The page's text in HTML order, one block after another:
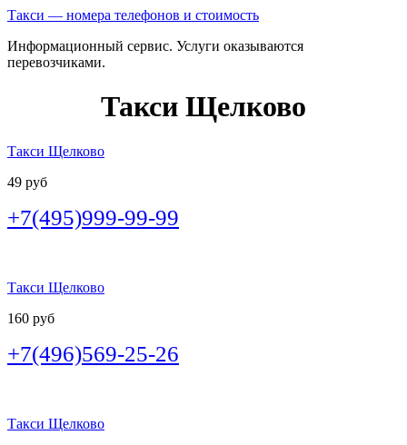
Такси — номера телефонов и стоимость
Информационный сервис. Услуги оказываются
перевозчиками.
Такси Щелково
Такси Щелково
49 руб
+7(495)999-99-99
Такси Щелково
160 руб
+7(496)569-25-26
Такси Щелково